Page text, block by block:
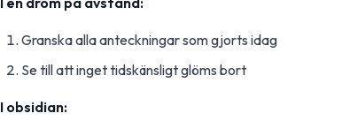
Granska alla anteckningar som gjorts idag
Se till att inget tidskänsligt glöms bort
I obsidian: